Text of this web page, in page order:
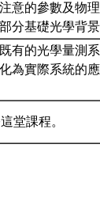
意的參數及物
分基礎光學背
有的光學量測
為實際系統的
堂課程。